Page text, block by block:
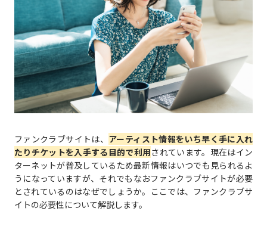
ファンクラブサイトは、 アーティスト情報をいち早く手に入れ
たりチケットを入手する目的で利用されています。現在はイン
ターネットが普及しているため最新情報はいつでも見られるよ
うになっていますが、それでもなおファンクラブサイトが必要
とされているのはなぜでしょうか。ここでは、ファンクラブサ
イトの必要性について解説します。